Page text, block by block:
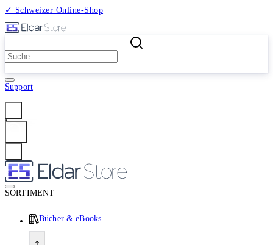
✓ Schweizer Online-Shop
Support
SORTIMENT
Bücher & eBooks